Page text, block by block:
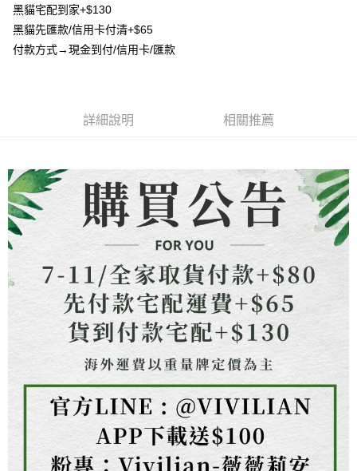
【繳款方式說明】
1.分期款項不併入電信帳單，「大哥付你分期」於每月結算日後寄送繳費提
醒簡訊。
2.透過簡訊連結打開帳單後，可選擇「超商條碼／台灣大直營門市／銀行轉
1.本服務係由「台灣大哥大股份有限公司」（以下簡稱本公司）所提供，讓
用戶於交易時，得透過本服務購買商品或服務，並由商店將買賣／分期付款
資料（包含姓名、電話或地址）提供予台灣大哥大進項蒐集、處理及利用，
由本公司與您本人進行分期帳單所需資料之確認、核對及更正。
3.完整用戶服務條款，請詳閱以下連結： https://oppay.tw/userRule
３．安心：先確認商品／服務後，再付款。
【「AFTEE先享後付」結帳流程】
１．於結帳方式選擇「AFTEE先享後付」後，將跳轉至「AFTEE先享後付」
※ 請注意：結帳手續完成當下不需立刻繳費，但若您需要取消訂單，請聯絡
是否繳費成功／繳費後需取消欲退款等相關疑問，請聯繫「AFTEE先享後付
客戶支援中心」
https://netprotections.freshdesk.com/support/home
【注意事項】
１．透過由恩沛科技股份有限公司提供之「AFTEE先享後付」服務完成之交
易，需依本服務之必要範圍內提供個人資料，並將交易相關給付款項請求債
權轉讓予恩沛科技股份有限公司。
２．關於個人資料處理事宜，請瀏覽以下網址：
https://aftee.tw/terms/#terms3
３．未成年的使用者請事先徵得法定代理人或監護人之同意方可使用
「AFTEE先享後付」，若未經同意申辦者引起之損失，本公司不負相關責
任。
４．使用「AFTEE先享後付」時，將依據個別帳號之用戶狀況，依本公司即
時審查核予不同之上限額度；若仍有額度不足之情形，本公司將視審查結果
５．嚴禁一人註冊多個帳號或使用他人資訊註冊。若發現惡意使用之情形，
恩沛科技股份有限公司將有權停止該用戶之使用額度並採取法律行動。
運送方式
全家取貨付款
每筆NT$80，滿NT$1,500(含以上)免運費
貨到付款
每筆NT$130，滿NT$1,500(含以上)免運費
海外配送 查看運費
黑貓宅配到家+$130
黑貓先匯款/信用卡付清+$65
付款方式→現金到付/信用卡/匯款
詳細說明 相關推薦